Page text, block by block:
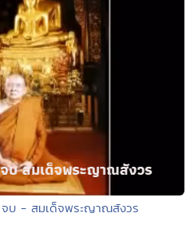
จบ - สมเด็จพระญาณสังวร